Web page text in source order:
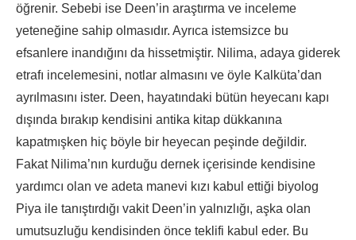
öğrenir. Sebebi ise Deen’in araştırma ve inceleme
yeteneğine sahip olmasıdır. Ayrıca istemsizce bu
efsanlere inandığını da hissetmiştir. Nilima, adaya giderek
etrafı incelemesini, notlar almasını ve öyle Kalküta’dan
ayrılmasını ister. Deen, hayatındaki bütün heyecanı kapı
dışında bırakıp kendisini antika kitap dükkanına
kapatmışken hiç böyle bir heyecan peşinde değildir.
Fakat Nilima’nın kurduğu dernek içerisinde kendisine
yardımcı olan ve adeta manevi kızı kabul ettiği biyolog
Piya ile tanıştırdığı vakit Deen’in yalnızlığı, aşka olan
umutsuzluğu kendisinden önce teklifi kabul eder. Bu